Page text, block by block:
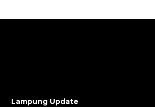
Lampung Update